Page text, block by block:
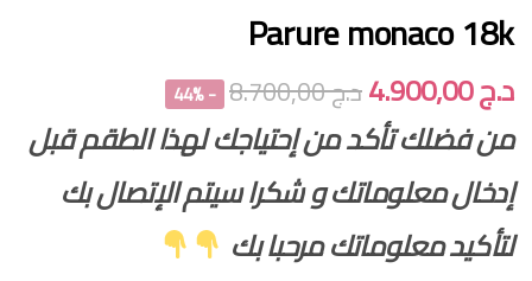
Parure monaco 18k
د.ج4.900,00 د.ج8.700,00
- 44%
من فضلك تأكد من إحتياجك لهذا الطقم قبل
إدخال معلوماتك و شكرا سيتم الإتصال بك
لتأكيد معلوماتك مرحبا بك